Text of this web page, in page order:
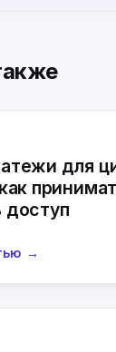
для
доступ